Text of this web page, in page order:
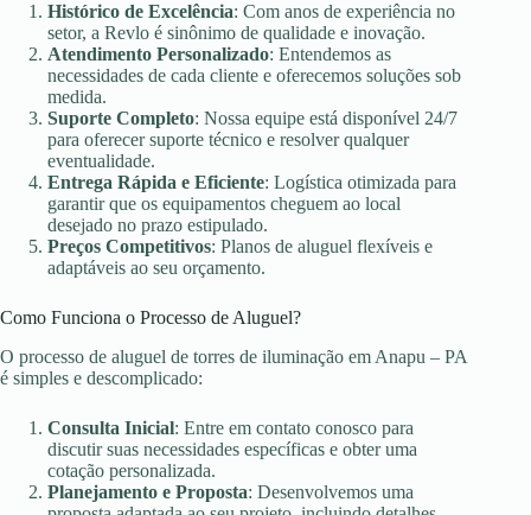
Histórico de Excelência: Com anos de experiência no
setor, a Revlo é sinônimo de qualidade e inovação.
Atendimento Personalizado: Entendemos as
necessidades de cada cliente e oferecemos soluções sob
medida.
Suporte Completo: Nossa equipe está disponível 24/7
para oferecer suporte técnico e resolver qualquer
eventualidade.
Entrega Rápida e Eficiente: Logística otimizada para
garantir que os equipamentos cheguem ao local
desejado no prazo estipulado.
Preços Competitivos: Planos de aluguel flexíveis e
adaptáveis ao seu orçamento.
Como Funciona o Processo de Aluguel?
O processo de aluguel de torres de iluminação em Anapu – PA
é simples e descomplicado:
Consulta Inicial: Entre em contato conosco para
discutir suas necessidades específicas e obter uma
cotação personalizada.
Planejamento e Proposta: Desenvolvemos uma